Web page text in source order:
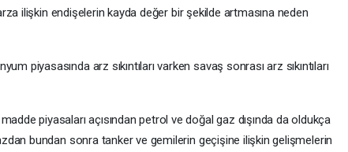
ilişkin endişelerin kayda değer bir şekilde artmasına neden
piyasasında arz sıkıntıları varken savaş sonrası arz sıkıntıları
piyasaları açısından petrol ve doğal gaz dışında da oldukça
bundan sonra tanker ve gemilerin geçişine ilişkin gelişmelerin